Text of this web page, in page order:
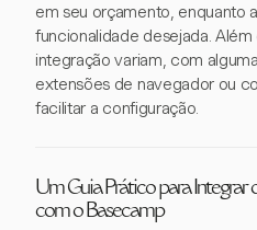
em seu orçamento, enquanto
funcionalidade desejada.
integração variam, com
extensões de navegador ou
facilitar a configuração.
Um Guia Prático para
com o Basecamp